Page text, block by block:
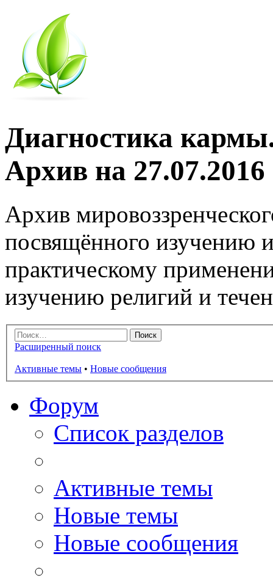
Диагностика
Архив на 27.07.2016
Архив
посвящённого изучению
практическому
изучению религий и
Расширенный поиск
Активные темы • Новые сообщения
Форум
Список разделов
Активные темы
Новые темы
Новые сообщения